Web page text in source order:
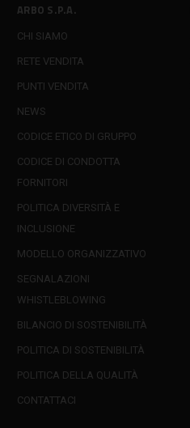
ARBO S.P.A.
CHI SIAMO
RETE VENDITA
PUNTI VENDITA
NEWS
CODICE ETICO DI GRUPPO
CODICE DI CONDOTTA
FORNITORI
POLITICA DIVERSITÀ E
INCLUSIONE
MODELLO ORGANIZZATIVO
SEGNALAZIONI
WHISTLEBLOWING
BILANCIO DI SOSTENIBILITÀ
POLITICA DI SOSTENIBILITÀ
POLITICA DELLA QUALITÀ
CONTATTACI